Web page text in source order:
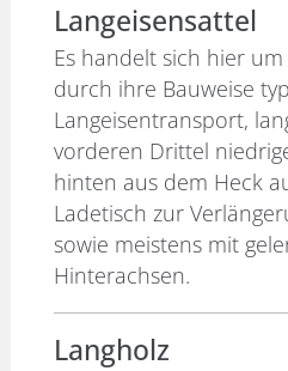
Langeisensattel
Es handelt sich hier
durch ihre Bauweise
Langeisentransport,
vorderen Drittel
hinten aus dem Heck
Ladetisch zur
sowie meistens mit
Hinterachsen.
Langholz